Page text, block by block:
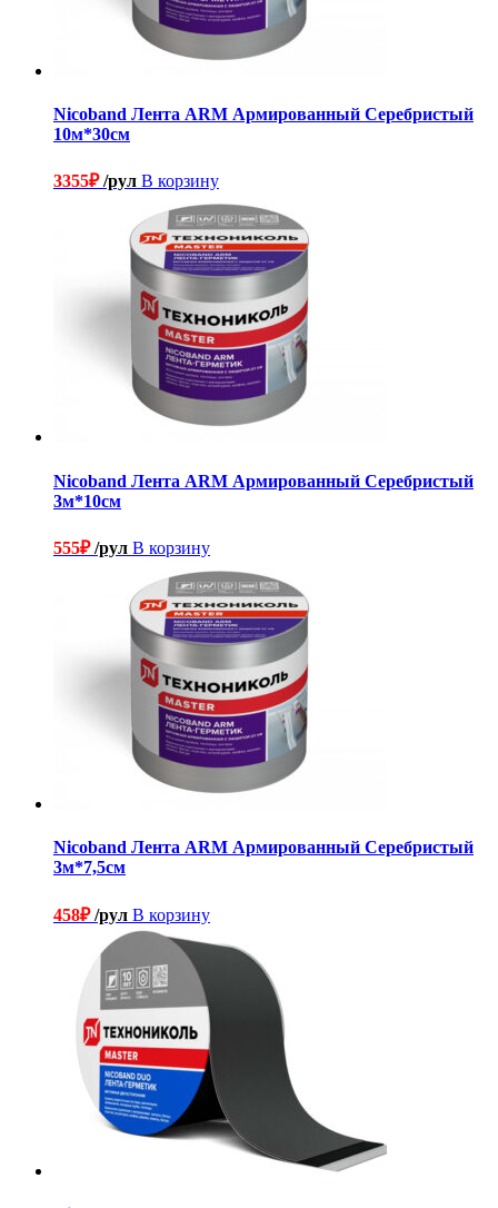
Nicoband Лента ARM Армированный Серебристый
10м*30см
3355₽/рул В корзину
Nicoband Лента ARM Армированный Серебристый
3м*10см
555₽/рул В корзину
Nicoband Лента ARM Армированный Серебристый
3м*7,5см
458₽/рул В корзину